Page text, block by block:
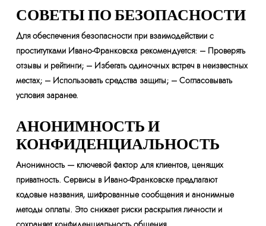
СОВЕТЫ ПО БЕЗОПАСНОСТИ
Для обеспечения безопасности при взаимодействии с
проститутками Ивано-Франковска рекомендуется: – Проверять
отзывы и рейтинги; – Избегать одиночных встреч в неизвестных
местах; – Использовать средства защиты; – Согласовывать
условия заранее.
АНОНИМНОСТЬ И
КОНФИДЕНЦИАЛЬНОСТЬ
Анонимность — ключевой фактор для клиентов, ценящих
приватность. Сервисы в Ивано-Франковске предлагают
кодовые названия, шифрованные сообщения и анонимные
методы оплаты. Это снижает риски раскрытия личности и